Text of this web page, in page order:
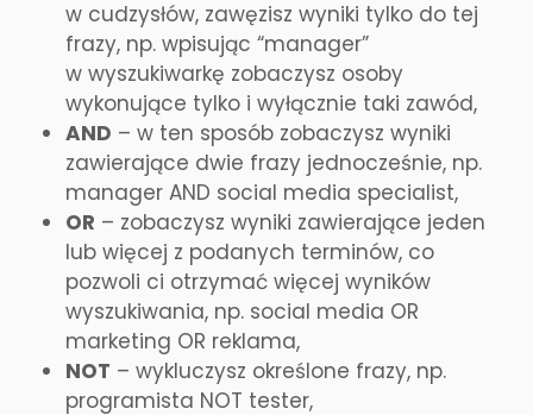
w cudzysłów, zawęzisz wyniki tylko do tej
frazy, np. wpisując “manager”
w wyszukiwarkę zobaczysz osoby
wykonujące tylko i wyłącznie taki zawód,
AND – w ten sposób zobaczysz wyniki
zawierające dwie frazy jednocześnie, np.
manager AND social media specialist,
OR – zobaczysz wyniki zawierające jeden
lub więcej z podanych terminów, co
pozwoli ci otrzymać więcej wyników
wyszukiwania, np. social media OR
marketing OR reklama,
NOT – wykluczysz określone frazy, np.
programista NOT tester,